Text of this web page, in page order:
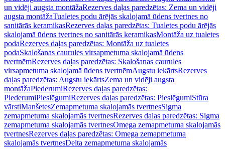
un vidēji augsta montāžaRezerves daļas paredzētas: Zema un vidēji
augsta montāžaTualetes podu ārējās skalojamā ūdens tvertnes no
sanitārās keramikasRezerves daļas paredzētas: Tualetes podu ārējās
skalojamā ūdens tvertnes no sanitārās keramikasMontāža uz tualetes
podaRezerves daļas paredzētas: Montāža uz tualetes
podaSkalošanas caurules virsapmetuma skalojamā ūdens
tvertnēmRezerves daļas paredzētas: Skalošanas caurules
virsapmetuma skalojamā ūdens tvertnēmAugstu iekārtsRezerves
daļas paredzētas: Augstu iekārtsZema un vidēji augsta
montāžaPiederumiRezerves daļas paredzētas:
PiederumiPieslēgumiRezerves daļas paredzētas: PieslēgumiStūra
vārstiManšetesZemapmetuma skalojamās tvertnesSigma
zemapmetuma skalojamās tvertnesRezerves daļas paredzētas: Sigma
zemapmetuma skalojamās tvertnesOmega zemapmetuma skalojamās
tvertnesRezerves daļas paredzētas: Omega zemapmetuma
skalojamās tvertnesDelta zemapmetuma skalojamās